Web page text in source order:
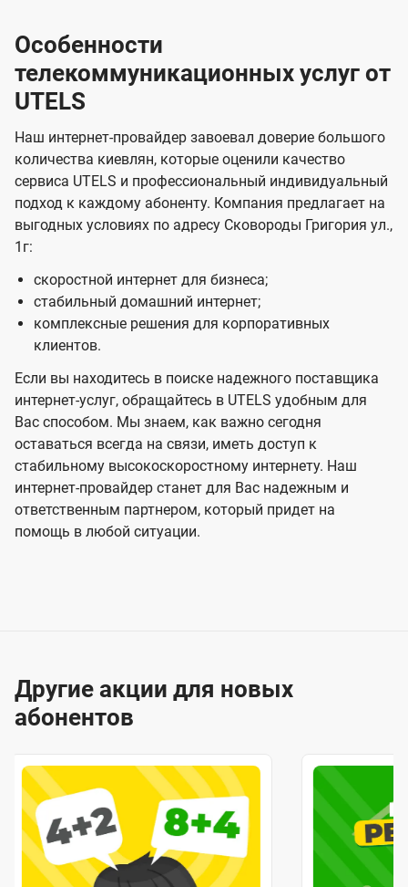
Особенности
телекоммуникационных услуг от
UTELS
Наш интернет-провайдер завоевал доверие большого
количества киевлян, которые оценили качество
сервиса UTELS и профессиональный индивидуальный
подход к каждому абоненту. Компания предлагает на
выгодных условиях по адресу Сковороды Григория ул.,
1г:
скоростной интернет для бизнеса;
стабильный домашний интернет;
комплексные решения для корпоративных
клиентов.
Если вы находитесь в поиске надежного поставщика
интернет-услуг, обращайтесь в UTELS удобным для
Вас способом. Мы знаем, как важно сегодня
оставаться всегда на связи, иметь доступ к
стабильному высокоскоростному интернету. Наш
интернет-провайдер станет для Вас надежным и
ответственным партнером, который придет на
помощь в любой ситуации.
Другие акции для новых
абонентов